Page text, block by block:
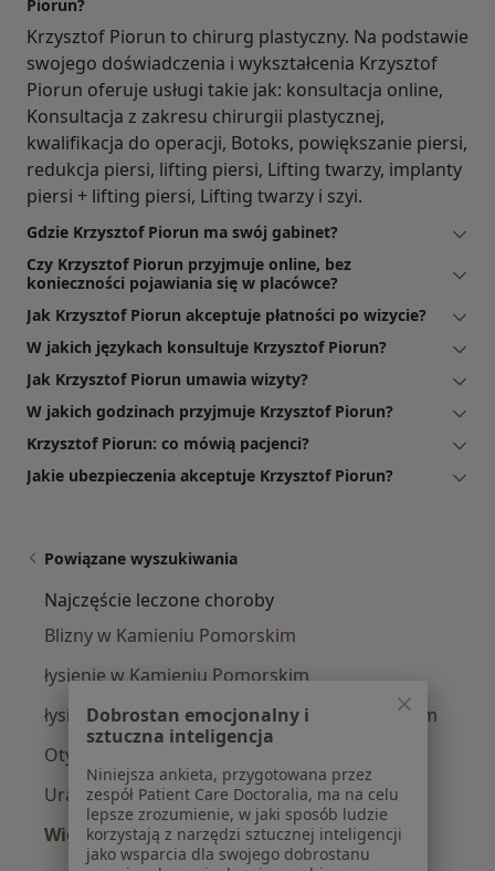
Piorun?
Krzysztof Piorun to chirurg plastyczny. Na podstawie
swojego doświadczenia i wykształcenia Krzysztof
Piorun oferuje usługi takie jak: konsultacja online,
Konsultacja z zakresu chirurgii plastycznej,
kwalifikacja do operacji, Botoks, powiększanie piersi,
redukcja piersi, lifting piersi, Lifting twarzy, implanty
piersi + lifting piersi, Lifting twarzy i szyi.
Gdzie Krzysztof Piorun ma swój gabinet?
Czy Krzysztof Piorun przyjmuje online, bez
konieczności pojawiania się w placówce?
Jak Krzysztof Piorun akceptuje płatności po wizycie?
W jakich językach konsultuje Krzysztof Piorun?
Jak Krzysztof Piorun umawia wizyty?
W jakich godzinach przyjmuje Krzysztof Piorun?
Krzysztof Piorun: co mówią pacjenci?
Jakie ubezpieczenia akceptuje Krzysztof Piorun?
Powiązane wyszukiwania
Najczęście leczone choroby
Blizny w Kamieniu Pomorskim
łysienie w Kamieniu Pomorskim
łysienie typu męskiego w Kamieniu Pomorskim
Otyłość w Kamieniu Pomorskim
Urazy w Kamieniu Pomorskim
Więcej (5)
Więcej w kategorii: Najczęście leczone choroby
Dobrostan emocjonalny i
sztuczna inteligencja
Niniejsza ankieta, przygotowana przez
zespół Patient Care Doctoralia, ma na celu
lepsze zrozumienie, w jaki sposób ludzie
korzystają z narzędzi sztucznej inteligencji
jako wsparcia dla swojego dobrostanu